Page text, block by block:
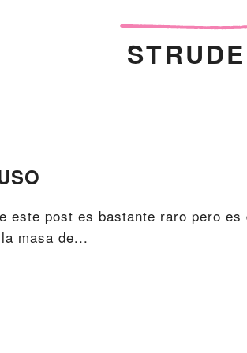
post es bastante raro pero
masa de...